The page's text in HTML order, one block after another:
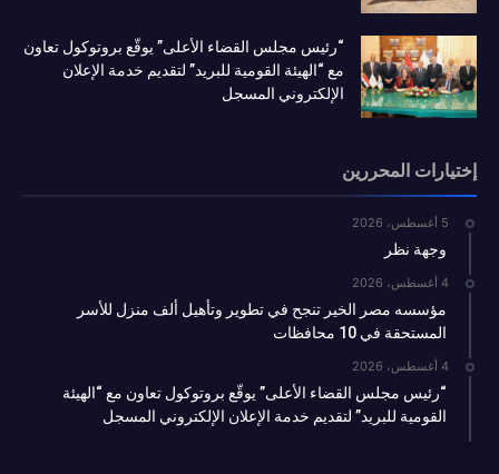
“رئيس مجلس القضاء الأعلى” يوقّع بروتوكول تعاون
مع “الهيئة القومية للبريد” لتقديم خدمة الإعلان
الإلكتروني المسجل
إختيارات المحررين
5 أغسطس، 2026
وجهة نظر
4 أغسطس، 2026
مؤسسه مصر الخير تنجح في تطوير وتأهيل ألف منزل للأسر
المستحقة في 10 محافظات
4 أغسطس، 2026
“رئيس مجلس القضاء الأعلى” يوقّع بروتوكول تعاون مع “الهيئة
القومية للبريد” لتقديم خدمة الإعلان الإلكتروني المسجل